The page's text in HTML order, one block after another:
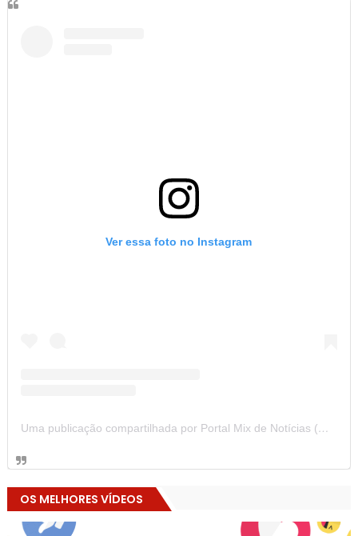
Ver essa foto no Instagram
Uma publicação compartilhada por Portal Mix de Notícias (@portalmixdenoticias)
OS MELHORES VÍDEOS